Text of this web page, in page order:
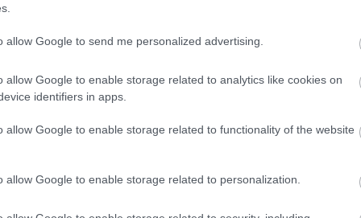
allow Google to send me personalized advertising.
allow Google to enable storage related to analytics like cookies on
identifiers in apps.
allow Google to enable storage related to functionality of the website
allow Google to enable storage related to personalization.
Υγείας Ειδ. ΤΕ Επισκεπτών Υγείας -
Ειδ. ΤΕ Εργοθεραπείας - 32 θέσεις
Ειδ. ΤΕ Λογοθεραπείας -6 θέσεις